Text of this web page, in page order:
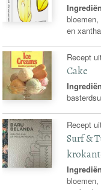
en
Recept
Cake
Recept
Surf &